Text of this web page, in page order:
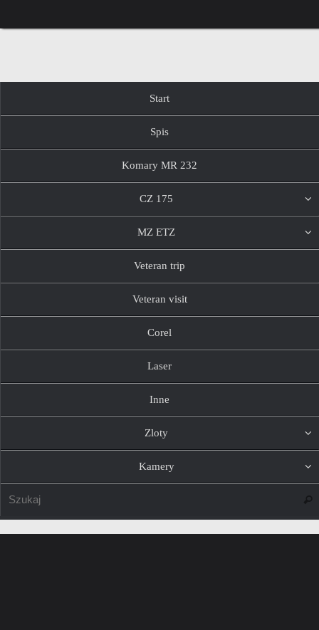
do
treści
Start
Spis
Komary MR 232
CZ 175
MZ ETZ
Veteran trip
Veteran visit
Corel
Laser
Inne
Zloty
Kamery